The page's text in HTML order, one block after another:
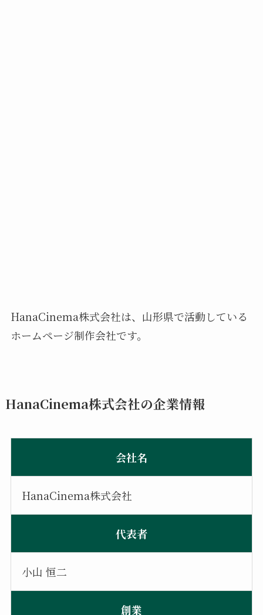
HanaCinema株式会社は、山形県で活動している
ホームページ制作会社です。
HanaCinema株式会社の企業情報
会社名
HanaCinema株式会社
代表者
小山 恒二
創業